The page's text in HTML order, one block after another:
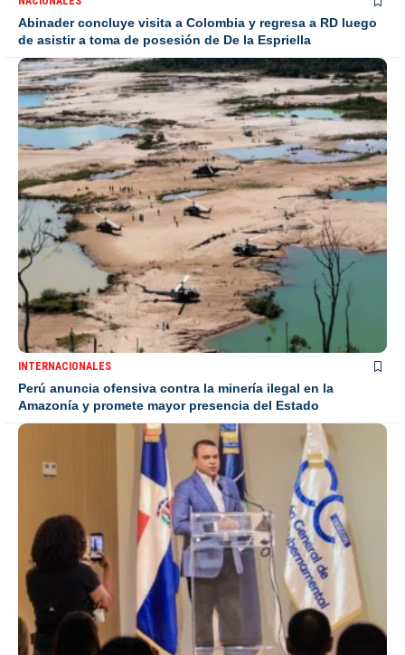
Abinader concluye visita a Colombia y regresa a RD luego
de asistir a toma de posesión de De la Espriella
INTERNACIONALES
Perú anuncia ofensiva contra la minería ilegal en la
Amazonía y promete mayor presencia del Estado